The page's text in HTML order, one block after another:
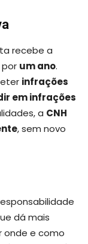
recebe a
por um ano.
infrações
em infrações
a CNH
, sem novo
dá mais
onde e como